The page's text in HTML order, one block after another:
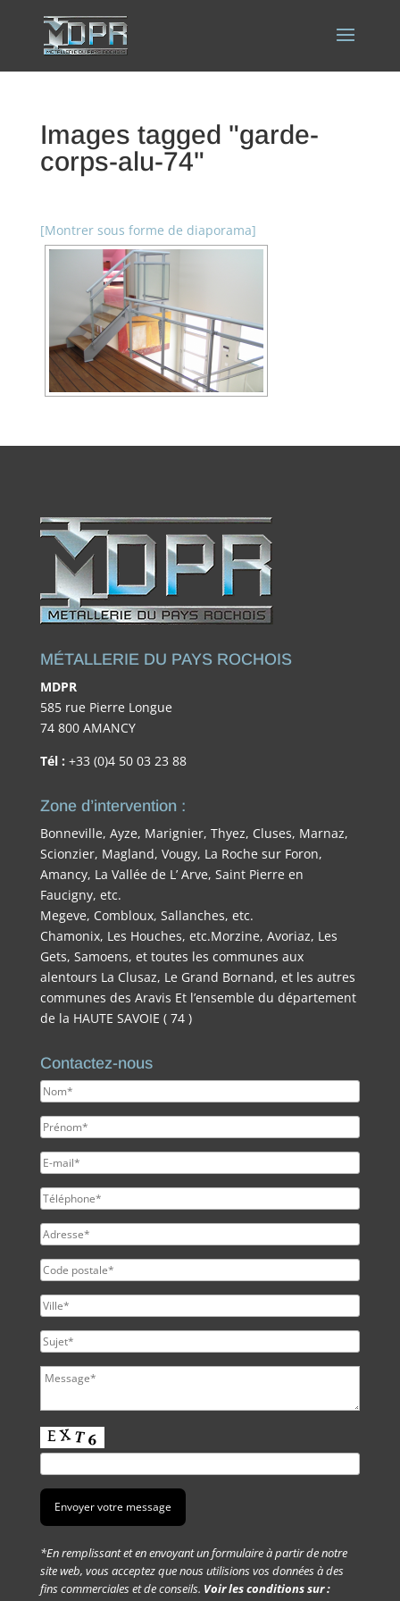
Images tagged "garde-
corps-alu-74"
[Montrer sous forme de diaporama]
MÉTALLERIE DU PAYS ROCHOIS
MDPR
585 rue Pierre Longue
74 800 AMANCY
Tél : +33 (0)4 50 03 23 88
Zone d’intervention :
Bonneville, Ayze, Marignier, Thyez, Cluses, Marnaz,
Scionzier, Magland, Vougy, La Roche sur Foron,
Amancy, La Vallée de L’ Arve, Saint Pierre en
Faucigny, etc.
Megeve, Combloux, Sallanches, etc.
Chamonix, Les Houches, etc.Morzine, Avoriaz, Les
Gets, Samoens, et toutes les communes aux
alentours La Clusaz, Le Grand Bornand, et les autres
communes des Aravis Et l’ensemble du département
de la HAUTE SAVOIE ( 74 )
Contactez-nous
*En remplissant et en envoyant un formulaire à partir de notre
site web, vous acceptez que nous utilisions vos données à des
fins commerciales et de conseils. Voir les conditions sur :